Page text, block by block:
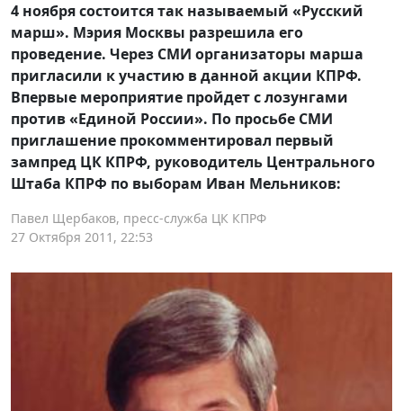
4 ноября состоится так называемый «Русский
марш». Мэрия Москвы разрешила его
проведение. Через СМИ организаторы марша
пригласили к участию в данной акции КПРФ.
Впервые мероприятие пройдет с лозунгами
против «Единой России». По просьбе СМИ
приглашение прокомментировал первый
зампред ЦК КПРФ, руководитель Центрального
Штаба КПРФ по выборам Иван Мельников:
Павел Щербаков, пресс-служба ЦК КПРФ
27 Октября 2011, 22:53